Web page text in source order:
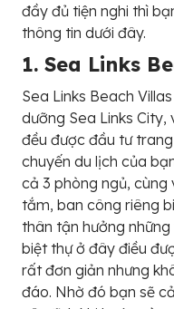
đầy đủ tiện nghi thì
thông tin dưới đây.
1. Sea Links
Sea Links Beach
dưỡng Sea Links City,
đều được đầu tư
chuyến du lịch của
cả 3 phòng ngủ, cùng
tắm, ban công riêng
thân tận hưởng
biệt thự ở đây điều
rất đơn giản nhưng
đáo. Nhờ đó bạn sẽ